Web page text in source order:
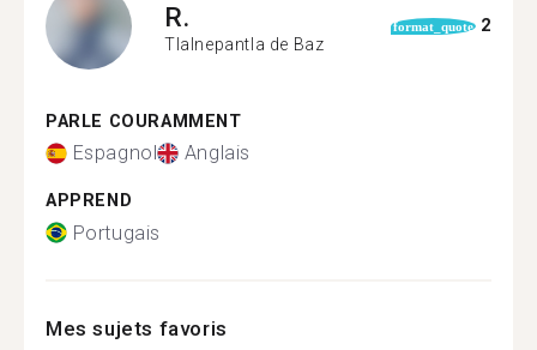
R.
Tlalnepantla de Baz
format_quote 2
PARLE COURAMMENT
Espagnol Anglais
APPREND
Portugais
Mes sujets favoris